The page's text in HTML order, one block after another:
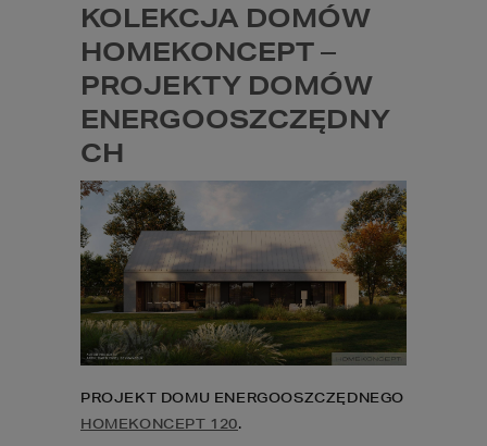
KOLEKCJA DOMÓW
HOMEKONCEPT –
PROJEKTY DOMÓW
ENERGOOSZCZĘDNY
CH
HOMEKONCEPT 120.